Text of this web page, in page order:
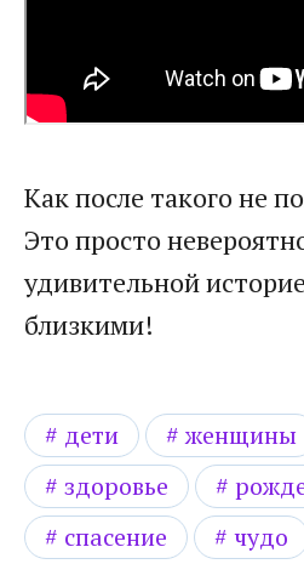
Как после такого не
Это просто
удивительной
близкими!
дети женщины
здоровье
спасение
чудо